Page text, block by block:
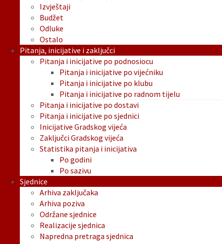
Izvještaji
Budžet
Odluke
Ostalo
Pitanja, inicijative i zaključci
Pitanja i inicijative po podnosiocu
Pitanja i inicijative po vijećniku
Pitanja i inicijative po klubu
Pitanja i inicijative po radnom tijelu
Pitanja i inicijative po dostavi
Pitanja i inicijative po sjednici
Inicijative Gradskog vijeća
Zaključci Gradskog vijeća
Statistika pitanja i inicijativa
Po godini
Po sazivu
Sjednice
Arhiva zaključaka
Arhiva poziva
Održane sjednice
Realizacije sjednica
Napredna pretraga sjednica